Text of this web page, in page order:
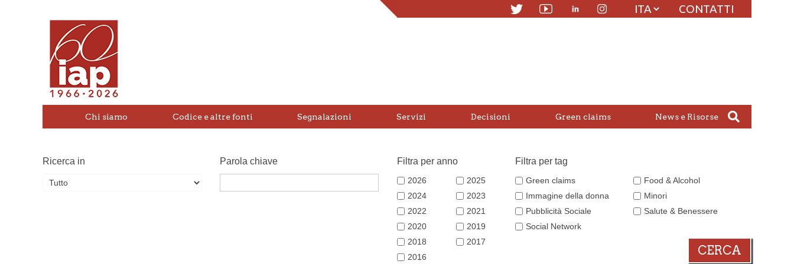
CONTATTI
Twitter Youtube Linkedin
Chi siamo Codice e altre fonti Segnalazioni Servizi Decisioni Green claims News e Risorse
Ricerca in Parola chiave Filtra per anno
2026
2025
2024
2023
2022
2021
2020
2019
2018
2017
2016
Filtra per tag
Green claims
Food & Alcohol
Immagine della donna
Minori
Pubblicità Sociale
Salute & Benessere
Social Network
CERCA